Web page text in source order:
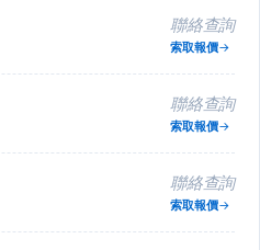
聯絡查詢
索取報價
聯絡查詢
索取報價
聯絡查詢
索取報價